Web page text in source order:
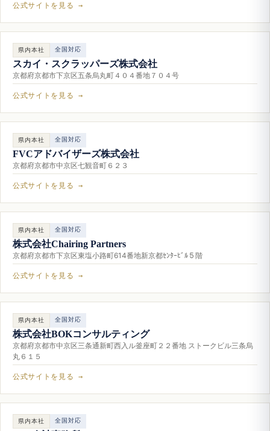
公式サイトを見る →
県内本社 全国対応
スカイ・スクラッパーズ株式会社
京都府京都市下京区五条烏丸町４０４番地７０４号
公式サイトを見る →
県内本社 全国対応
FVCアドバイザーズ株式会社
京都府京都市中京区七観音町６２３
公式サイトを見る →
県内本社 全国対応
株式会社Chairing Partners
京都府京都市下京区東塩小路町614番地新京都ｾﾝﾀｰﾋﾞﾙ５階
公式サイトを見る →
県内本社 全国対応
株式会社BOKコンサルティング
京都府京都市中京区三条通新町西入ル釜座町２２番地 ストークビル三条烏
丸６１５
公式サイトを見る →
県内本社 全国対応